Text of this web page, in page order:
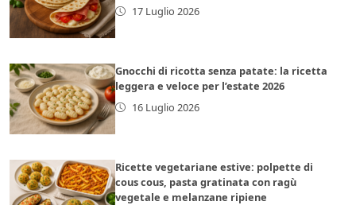
17 Luglio 2026
Gnocchi di ricotta senza patate: la ricetta
leggera e veloce per l’estate 2026
16 Luglio 2026
Ricette vegetariane estive: polpette di
cous cous, pasta gratinata con ragù
vegetale e melanzane ripiene